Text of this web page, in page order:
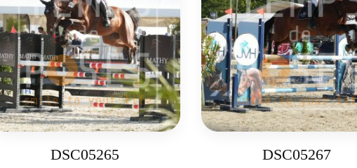
DSC05265 DSC05267